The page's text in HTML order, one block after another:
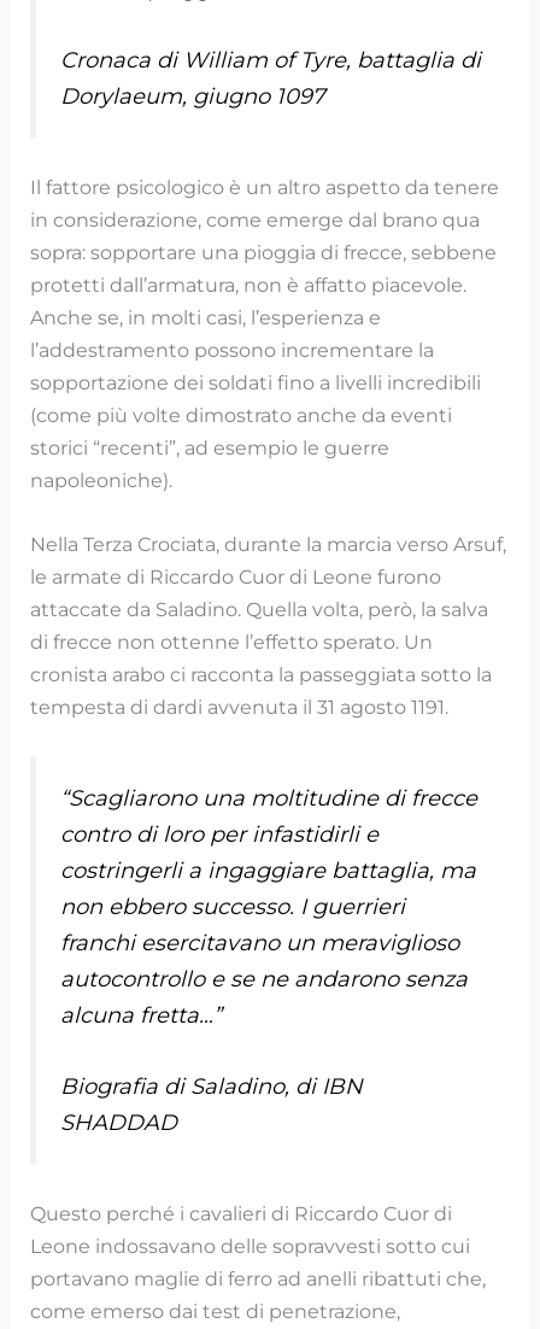
Cronaca di William of Tyre, battaglia di
Dorylaeum, giugno 1097
Il fattore psicologico è un altro aspetto da tenere
in considerazione, come emerge dal brano qua
sopra: sopportare una pioggia di frecce, sebbene
protetti dall’armatura, non è affatto piacevole.
Anche se, in molti casi, l’esperienza e
l’addestramento possono incrementare la
sopportazione dei soldati fino a livelli incredibili
(come più volte dimostrato anche da eventi
storici “recenti”, ad esempio le guerre
napoleoniche).
Nella Terza Crociata, durante la marcia verso Arsuf,
le armate di Riccardo Cuor di Leone furono
attaccate da Saladino. Quella volta, però, la salva
di frecce non ottenne l’effetto sperato. Un
cronista arabo ci racconta la passeggiata sotto la
tempesta di dardi avvenuta il 31 agosto 1191.
“Scagliarono una moltitudine di frecce
contro di loro per infastidirli e
costringerli a ingaggiare battaglia, ma
non ebbero successo. I guerrieri
franchi esercitavano un meraviglioso
autocontrollo e se ne andarono senza
alcuna fretta…”
Biografia di Saladino, di IBN
SHADDAD
Questo perché i cavalieri di Riccardo Cuor di
Leone indossavano delle sopravvesti sotto cui
portavano maglie di ferro ad anelli ribattuti che,
come emerso dai test di penetrazione,